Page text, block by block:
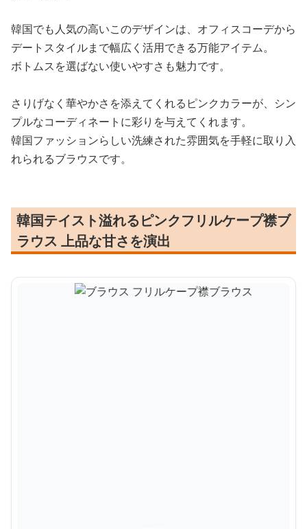
韓国でも人気の高いこのデザインは、オフィスコーデから
デートスタイルまで幅広く活用できる万能アイテム。
ボトムスを選ばない使いやすさも魅力です。
さりげなく華やかさを添えてくれるピンクカラーが、シン
プルなコーディネートに彩りを与えてくれます。
韓国ファッションらしい洗練された雰囲気を手軽に取り入
れられるブラウスです。
韓国テイスト溢れるピンクフリルケープ襟ブ
ラウス 上品な甘さを演出